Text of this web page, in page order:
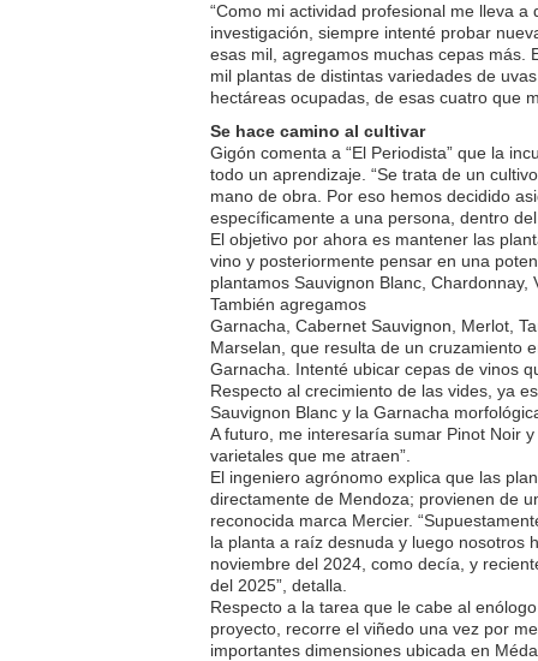
“Como mi actividad profesional me lleva a
investigación, siempre intenté probar
esas mil, agregamos muchas cepas más.
mil plantas de distintas variedades de
hectáreas ocupadas, de esas cuatro que
Se hace camino al cultivar
Gigón comenta a “El Periodista” que la
todo un aprendizaje. “Se trata de un
mano de obra. Por eso hemos decidido
específicamente a una persona, dentro
El objetivo por ahora es mantener las
vino y posteriormente pensar en una
plantamos Sauvignon Blanc,
También agregamos
Garnacha, Cabernet Sauvignon, Merlot,
Marselan, que resulta de un cruzamiento
Garnacha. Intenté ubicar cepas de vinos
Respecto al crecimiento de las vides, ya
Sauvignon Blanc y la Garnacha
A futuro, me interesaría sumar Pinot Noir
varietales que me atraen”.
El ingeniero agrónomo explica que las
directamente de Mendoza; provienen de
reconocida marca Mercier.
la planta a raíz desnuda y luego nosotros
noviembre del 2024, como decía, y
del 2025”, detalla.
Respecto a la tarea que le cabe al
proyecto, recorre el viñedo una vez por
importantes dimensiones ubicada en